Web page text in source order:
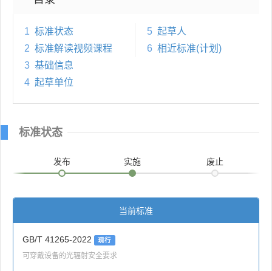
1 标准状态
2 标准解读视频课程
3 基础信息
4 起草单位
5 起草人
6 相近标准(计划)
标准状态
发布 实施 废止
当前标准
GB/T 41265-2022 现行
可穿戴设备的光辐射安全要求